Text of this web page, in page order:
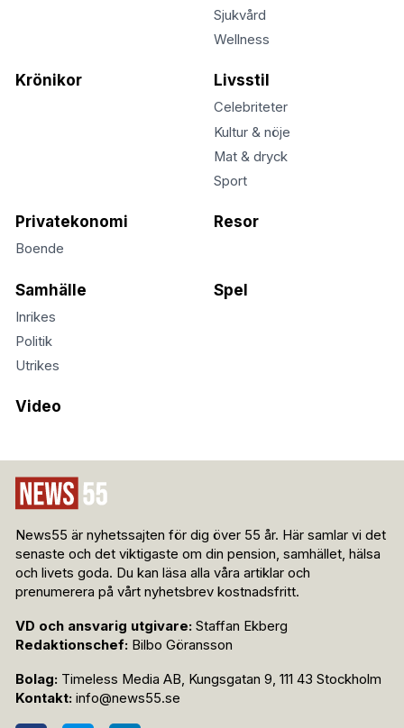
Sjukvård
Wellness
Krönikor Livsstil
Celebriteter
Kultur & nöje
Mat & dryck
Sport
Privatekonomi
Boende
Resor
Samhälle
Inrikes
Politik
Utrikes
Spel
Video
News55 är nyhetssajten för dig över 55 år. Här samlar vi det
senaste och det viktigaste om din pension, samhället, hälsa
och livets goda. Du kan läsa alla våra artiklar och
prenumerera på vårt nyhetsbrev kostnadsfritt.
VD och ansvarig utgivare: Staffan Ekberg
Redaktionschef: Bilbo Göransson
Bolag: Timeless Media AB, Kungsgatan 9, 111 43 Stockholm
Kontakt: info@news55.se